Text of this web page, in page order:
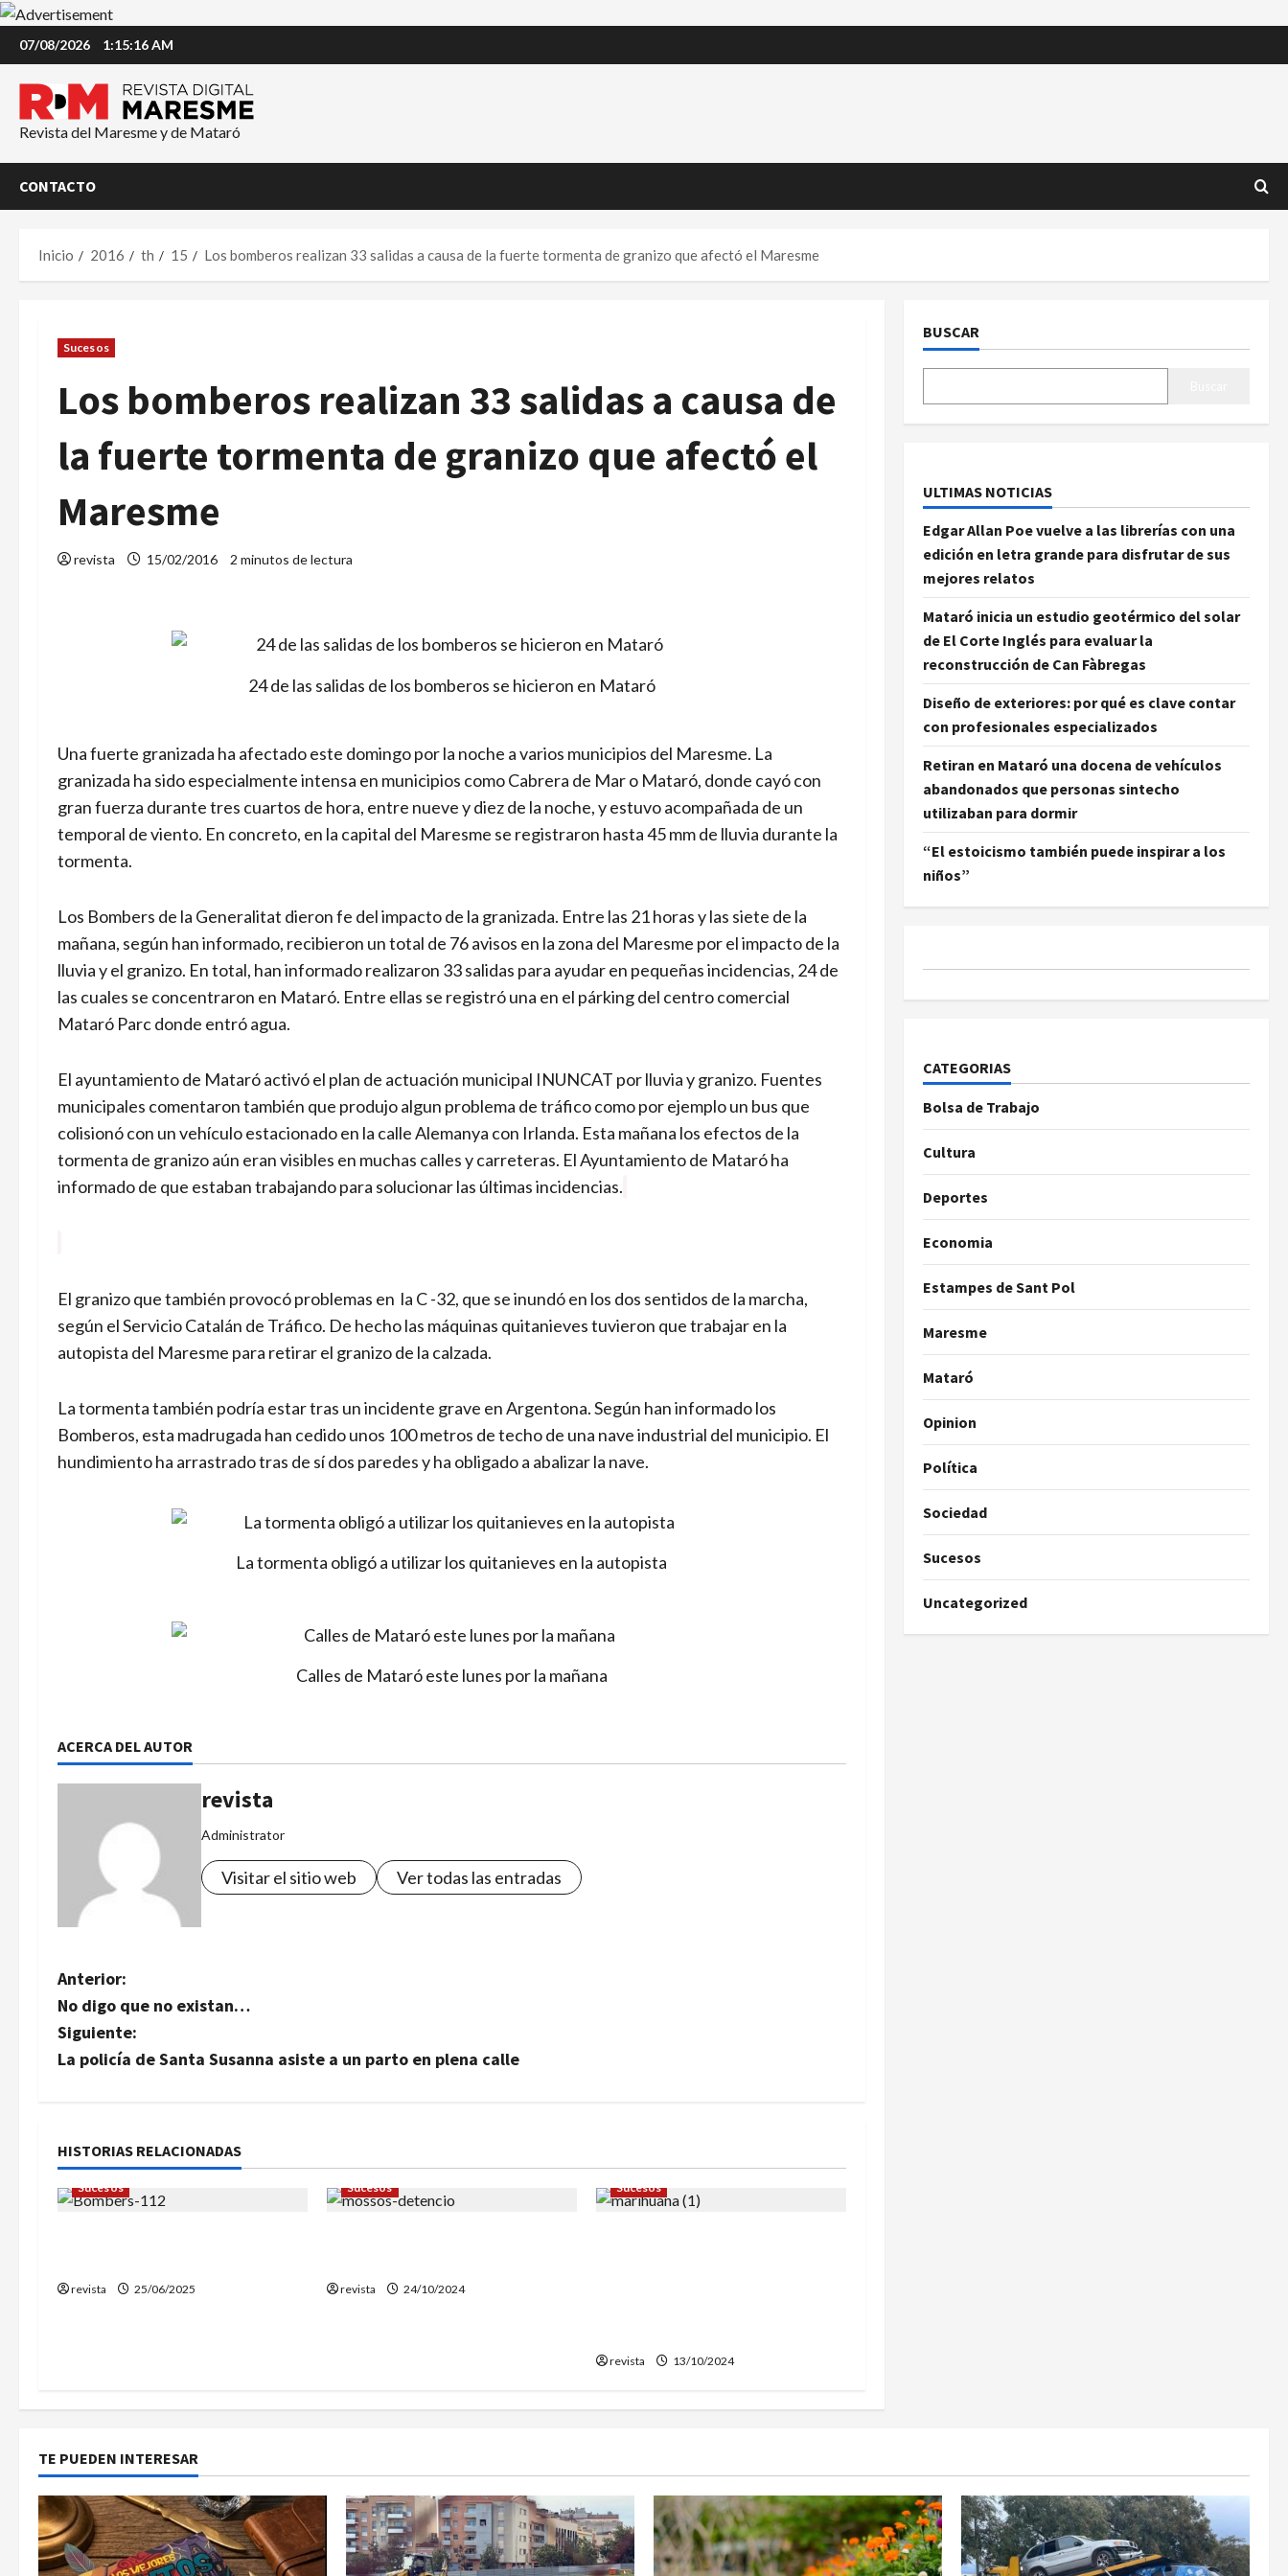
Saltar
al
contenido
07/08/2026 1:15:16 AM
Revista del Maresme y de Mataró
CONTACTO
Inicio 2016 th 15 Los bomberos realizan 33 salidas a causa de la fuerte tormenta de granizo que afectó el Maresme
Sucesos
Los bomberos realizan 33 salidas a causa de
la fuerte tormenta de granizo que afectó el
Maresme
revista 15/02/2016 2 minutos de lectura
24 de las salidas de los bomberos se hicieron en Mataró
Una fuerte granizada ha afectado este domingo por la noche a varios municipios del Maresme. La
granizada ha sido especialmente intensa en municipios como Cabrera de Mar o Mataró, donde cayó con
gran fuerza durante tres cuartos de hora, entre nueve y diez de la noche, y estuvo acompañada de un
temporal de viento. En concreto, en la capital del Maresme se registraron hasta 45 mm de lluvia durante la
tormenta.
Los Bombers de la Generalitat dieron fe del impacto de la granizada. Entre las 21 horas y las siete de la
mañana, según han informado, recibieron un total de 76 avisos en la zona del Maresme por el impacto de la
lluvia y el granizo. En total, han informado realizaron 33 salidas para ayudar en pequeñas incidencias, 24 de
las cuales se concentraron en Mataró. Entre ellas se registró una en el párking del centro comercial
Mataró Parc donde entró agua.
El ayuntamiento de Mataró activó el plan de actuación municipal INUNCAT por lluvia y granizo. Fuentes
municipales comentaron también que produjo algun problema de tráfico como por ejemplo un bus que
colisionó con un vehículo estacionado en la calle Alemanya con Irlanda. Esta mañana los efectos de la
tormenta de granizo aún eran visibles en muchas calles y carreteras. El Ayuntamiento de Mataró ha
informado de que estaban trabajando para solucionar las últimas incidencias.
El granizo que también provocó problemas en la C -32, que se inundó en los dos sentidos de la marcha,
según el Servicio Catalán de Tráfico. De hecho las máquinas quitanieves tuvieron que trabajar en la
autopista del Maresme para retirar el granizo de la calzada.
La tormenta también podría estar tras un incidente grave en Argentona. Según han informado los
Bomberos, esta madrugada han cedido unos 100 metros de techo de una nave industrial del municipio. El
hundimiento ha arrastrado tras de sí dos paredes y ha obligado a abalizar la nave.
La tormenta obligó a utilizar los quitanieves en la autopista
Calles de Mataró este lunes por la mañana
ACERCA DEL AUTOR
revista
Administrator
Visitar el sitio web Ver todas las entradas
N
a
v
g
a
ó
e
n
t
Anterior:
No digo que no existan…
Siguiente:
La policía de Santa Susanna asiste a un parto en plena calle
HISTORIAS RELACIONADAS
Sucesos
revista 25/06/2025
Sucesos
revista 24/10/2024
Sucesos
revista 13/10/2024
BUSCAR
ULTIMAS NOTICIAS
Edgar Allan Poe vuelve a las librerías con una
edición en letra grande para disfrutar de sus
mejores relatos
Mataró inicia un estudio geotérmico del solar
de El Corte Inglés para evaluar la
reconstrucción de Can Fàbregas
Diseño de exteriores: por qué es clave contar
con profesionales especializados
Retiran en Mataró una docena de vehículos
abandonados que personas sintecho
utilizaban para dormir
“El estoicismo también puede inspirar a los
niños”
CATEGORIAS
Bolsa de Trabajo
Cultura
Deportes
Economia
Estampes de Sant Pol
Maresme
Mataró
Opinion
Política
Sociedad
Sucesos
Uncategorized
TE PUEDEN INTERESAR